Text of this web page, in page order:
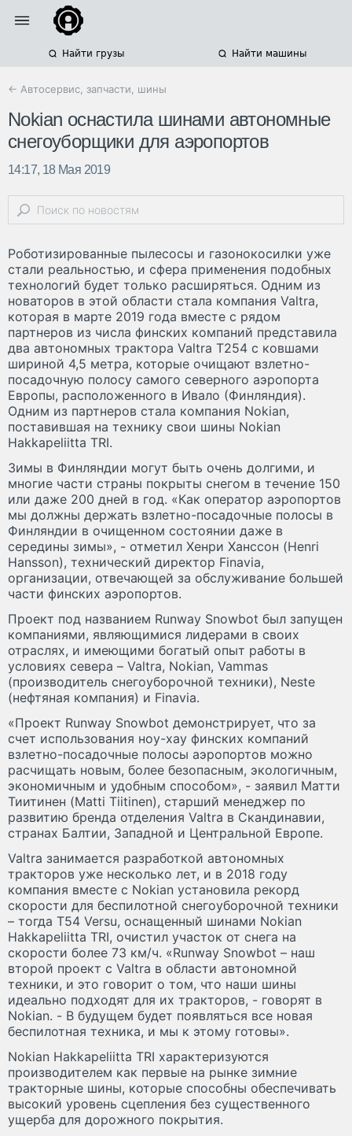
Найти грузы Найти машины
← Автосервис, запчасти, шины
Nokian оснастила шинами автономные
снегоуборщики для аэропортов
14:17, 18 Мая 2019
Роботизированные пылесосы и газонокосилки уже
стали реальностью, и сфера применения подобных
технологий будет только расширяться. Одним из
новаторов в этой области стала компания Valtra,
которая в марте 2019 года вместе с рядом
партнеров из числа финских компаний представила
два автономных трактора Valtra T254 с ковшами
шириной 4,5 метра, которые очищают взлетно-
посадочную полосу самого северного аэропорта
Европы, расположенного в Ивало (Финляндия).
Одним из партнеров стала компания Nokian,
поставившая на технику свои шины Nokian
Hakkapeliitta TRI.
Зимы в Финляндии могут быть очень долгими, и
многие части страны покрыты снегом в течение 150
или даже 200 дней в год. «Как оператор аэропортов
мы должны держать взлетно-посадочные полосы в
Финляндии в очищенном состоянии даже в
середины зимы», - отметил Хенри Ханссон (Henri
Hansson), технический директор Finavia,
организации, отвечающей за обслуживание большей
части финских аэропортов.
Проект под названием Runway Snowbot был запущен
компаниями, являющимися лидерами в своих
отраслях, и имеющими богатый опыт работы в
условиях севера – Valtra, Nokian, Vammas
(производитель снегоуборочной техники), Neste
(нефтяная компания) и Finavia.
«Проект Runway Snowbot демонстрирует, что за
счет использования ноу-хау финских компаний
взлетно-посадочные полосы аэропортов можно
расчищать новым, более безопасным, экологичным,
экономичным и удобным способом», - заявил Матти
Тиитинен (Matti Tiitinen), старший менеджер по
развитию бренда отделения Valtra в Скандинавии,
странах Балтии, Западной и Центральной Европе.
Valtra занимается разработкой автономных
тракторов уже несколько лет, и в 2018 году
компания вместе с Nokian установила рекорд
скорости для беспилотной снегоуборочной техники
– тогда T54 Versu, оснащенный шинами Nokian
Hakkapeliitta TRI, очистил участок от снега на
скорости более 73 км/ч. «Runway Snowbot – наш
второй проект с Valtra в области автономной
техники, и это говорит о том, что наши шины
идеально подходят для их тракторов, - говорят в
Nokian. - В будущем будет появляться все новая
беспилотная техника, и мы к этому готовы».
Nokian Hakkapeliitta TRI характеризуются
производителем как первые на рынке зимние
тракторные шины, которые способны обеспечивать
высокий уровень сцепления без существенного
ущерба для дорожного покрытия.